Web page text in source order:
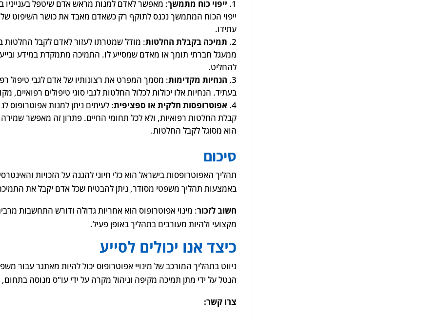
ייפוי כוח מתמשך: מאפשר לאדם למנות מראש אדם שיטפל בענייניו
ייפוי הכוח המתמשך נכנס לתוקף רק כשאדם מאבד את כושר השיפוט
עתידו.
תמיכה בקבלת החלטות: מודל שמטרתו לעזור לאדם לקבל החלטות
ממעגל חברתי תומך או מאדם שמסייע לו. התמיכה מתמקדת במידע
להחליט.
הנחיות מקדימות: מסמך המפרט את רצונותיו של אדם לגבי טיפול
בעתיד. הנחיות אלו יכולות לכלול החלטות לגבי סוגי טיפולים רפואיים,
אפוטרופסות חלקית או ספציפית: לעיתים ניתן למנות אפוטרופוס
קבלת החלטות רפואיות, ולא לכל תחומי החיים. פתרון זה מאפשר
הוא מסוגל לקבל החלטות.
סיכום
תהליך האפוטרופסות בישראל הוא כלי חיוני להגנה על הזכויות
באמצעות תהליך משפטי מסודר, ניתן להבטיח שכל אדם יקבל את
חשוב לזכור: מינוי אפוטרופוס הוא אחריות גדולה ודורש התחשבות
מקצועי ולהיות מעורבים בתהליך באופן פעיל.
כיצד אנו יכולים לסייע
ניווט בתהליך המורכב של מינויי אפוטרופוס יכול להיות מאתגר עבור
הנטל על ידי מתן תמיכה מקיפה וניהול מקרה על ידי עו"ס מנוסה בתחום,
צרו קשר: